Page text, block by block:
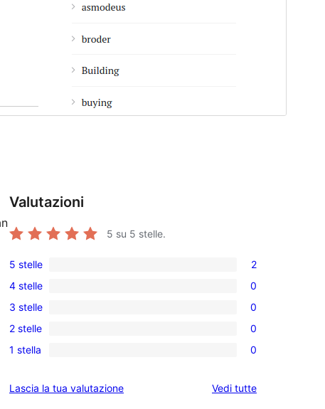
Valutazioni
5 su 5 stelle.
2
recensioni
a
5-
stelle
5 stelle 2
0
recensioni
a
4-
4 stelle 0
0
recensioni
a
stelle
3 stelle 0
0
recensioni
2-
2 stelle 0
0
a
1 stella 0
Lascia la tua valutazione Vedi tuttele